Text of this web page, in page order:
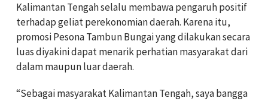
Kalimantan Tengah selalu membawa pengaruh positif
terhadap geliat perekonomian daerah. Karena itu,
promosi Pesona Tambun Bungai yang dilakukan secara
luas diyakini dapat menarik perhatian masyarakat dari
dalam maupun luar daerah.
“Sebagai masyarakat Kalimantan Tengah, saya bangga